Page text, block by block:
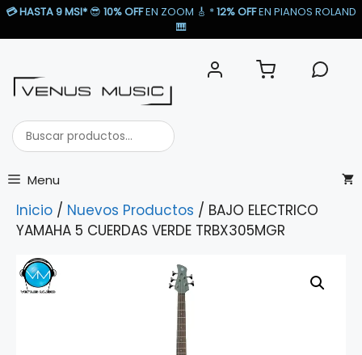
Saltar
💳HASTA 9 MSI* 😎 10% OFFEN ZOOM 🎸​ *12% OFFEN PIANOS ROLAND
🎹​
Buscar
productos...
Menu
Inicio / Nuevos Productos / BAJO ELECTRICO
YAMAHA 5 CUERDAS VERDE TRBX305MGR